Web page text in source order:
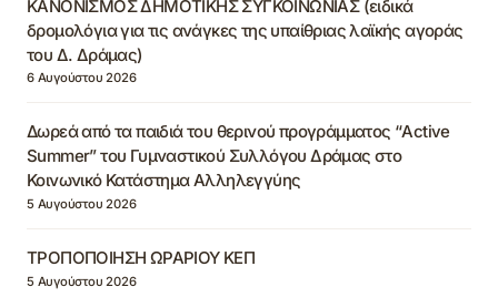
ΚΑΝΟΝΙΣΜΟΣ ΔΗΜΟΤΙΚΗΣ ΣΥΓΚΟΙΝΩΝΙΑΣ (ειδικά
δρομολόγια για τις ανάγκες της υπαίθριας λαϊκής αγοράς
του Δ. Δράμας)
6 Αυγούστου 2026
Δωρεά από τα παιδιά του θερινού προγράμματος “Active
Summer” του Γυμναστικού Συλλόγου Δράμας στο
Κοινωνικό Κατάστημα Αλληλεγγύης
5 Αυγούστου 2026
ΤΡΟΠΟΠΟΙΗΣΗ ΩΡΑΡΙΟΥ ΚΕΠ
5 Αυγούστου 2026